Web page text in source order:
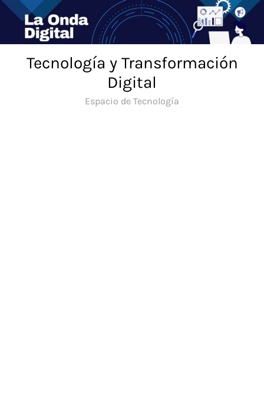
Saltar
contenido
Tecnología y Transformación
Digital
Espacio de Tecnología